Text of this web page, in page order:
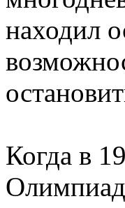
находил
Когда в